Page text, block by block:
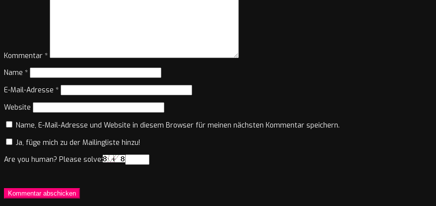
Kommentar *
Name *
E-Mail-Adresse *
Website
Name, E-Mail-Adresse und Website in diesem Browser für meinen nächsten Kommentar speichern.
Ja, füge mich zu der Mailingliste hinzu!
Are you human? Please solve: